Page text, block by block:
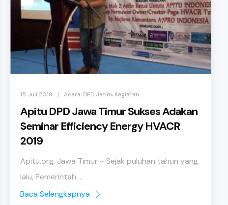
15 Juli 2019 | Acara, DPD Jatim, Kegiatan
Apitu DPD Jawa Timur Sukses Adakan
Seminar Efficiency Energy HVACR
2019
Apitu.org. Jawa Timur ~ Sejak puluhan tahun yang
lalu, Pemerintah ...
Baca Selengkapnya